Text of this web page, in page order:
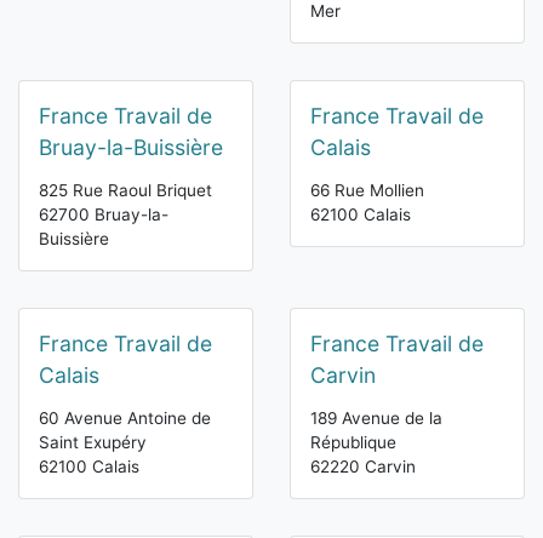
Mer
France Travail de
Bruay-la-Buissière
825 Rue Raoul Briquet
62700 Bruay-la-
Buissière
France Travail de
Calais
66 Rue Mollien
62100 Calais
France Travail de
Calais
60 Avenue Antoine de
Saint Exupéry
62100 Calais
France Travail de
Carvin
189 Avenue de la
République
62220 Carvin